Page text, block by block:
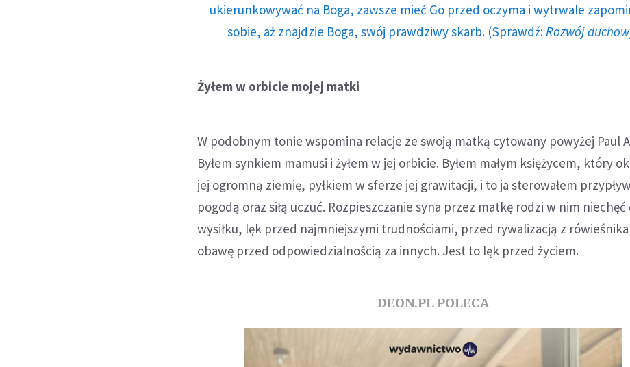
ukierunkowywać na Boga, zawsze mieć Go przed oczyma i wytrwale
sobie, aż znajdzie Boga, swój prawdziwy skarb. (Sprawdź: Rozwój
Żyłem w orbicie mojej matki
W podobnym tonie wspomina relacje ze swoją matką cytowany powyżej Paul
Byłem synkiem mamusi i żyłem w jej orbicie. Byłem małym księżycem, który
jej ogromną ziemię, pyłkiem w sferze jej grawitacji, i to ja sterowałem
pogodą oraz siłą uczuć. Rozpieszczanie syna przez matkę rodzi w nim niechęć
wysiłku, lęk przed najmniejszymi trudnościami, przed rywalizacją z
obawę przed odpowiedzialnością za innych. Jest to lęk przed życiem.
DEON.PL POLECA